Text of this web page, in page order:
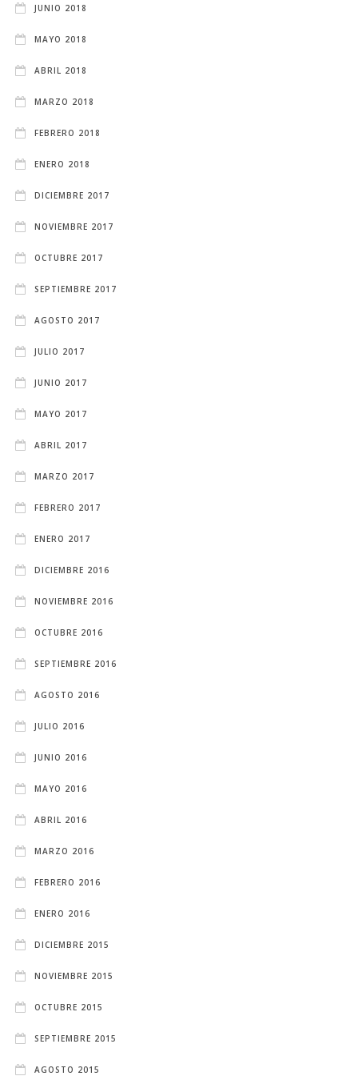
JUNIO 2018
MAYO 2018
ABRIL 2018
MARZO 2018
FEBRERO 2018
ENERO 2018
DICIEMBRE 2017
NOVIEMBRE 2017
OCTUBRE 2017
SEPTIEMBRE 2017
AGOSTO 2017
JULIO 2017
JUNIO 2017
MAYO 2017
ABRIL 2017
MARZO 2017
FEBRERO 2017
ENERO 2017
DICIEMBRE 2016
NOVIEMBRE 2016
OCTUBRE 2016
SEPTIEMBRE 2016
AGOSTO 2016
JULIO 2016
JUNIO 2016
MAYO 2016
ABRIL 2016
MARZO 2016
FEBRERO 2016
ENERO 2016
DICIEMBRE 2015
NOVIEMBRE 2015
OCTUBRE 2015
SEPTIEMBRE 2015
AGOSTO 2015